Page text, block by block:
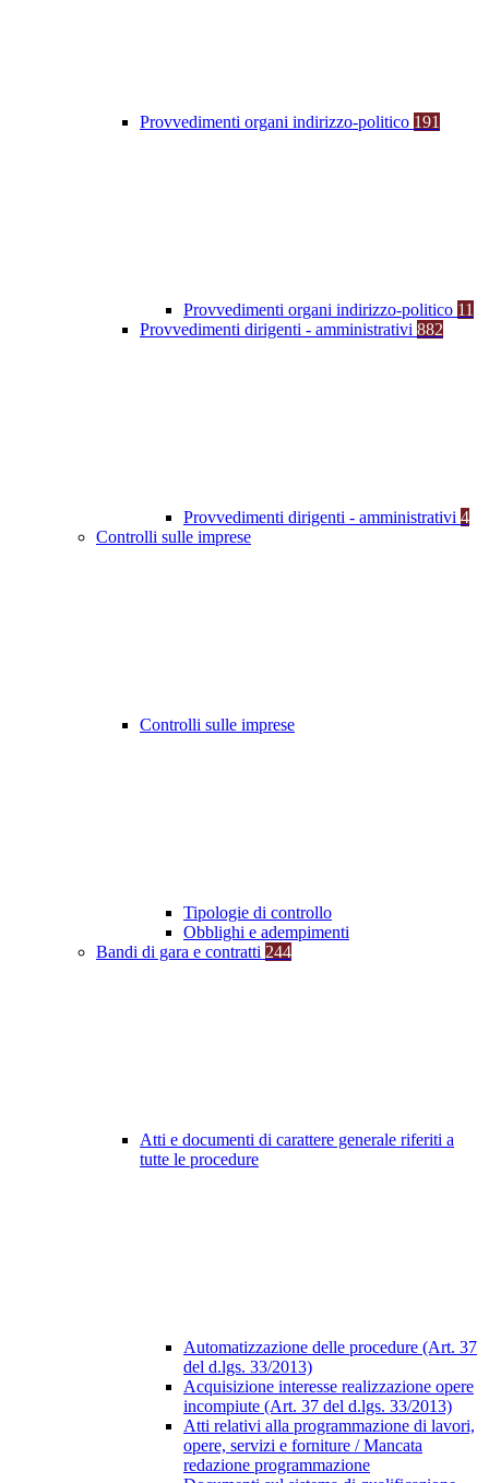
Provvedimenti organi indirizzo-politico 191
Provvedimenti organi indirizzo-politico 11
Provvedimenti dirigenti - amministrativi 882
Provvedimenti dirigenti - amministrativi 4
Controlli sulle imprese
Controlli sulle imprese
Tipologie di controllo
Obblighi e adempimenti
Bandi di gara e contratti 244
Atti e documenti di carattere generale riferiti a
tutte le procedure
Automatizzazione delle procedure (Art. 37
del d.lgs. 33/2013)
Acquisizione interesse realizzazione opere
incompiute (Art. 37 del d.lgs. 33/2013)
Atti relativi alla programmazione di lavori,
opere, servizi e forniture / Mancata
redazione programmazione